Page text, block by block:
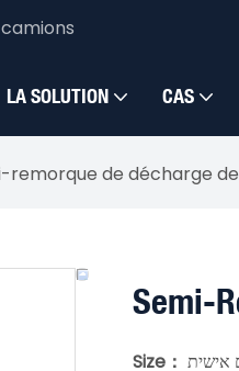
LA SOLUTION CAS
remorque de décharge
Semi-
Size： אישית